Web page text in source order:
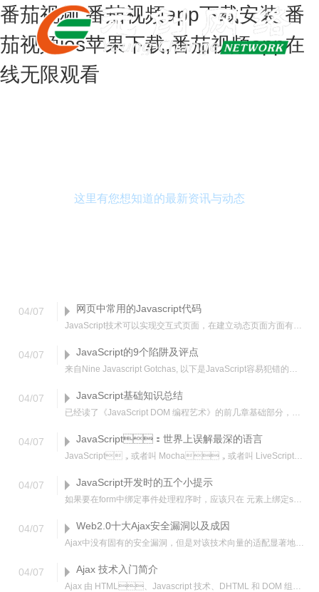
番茄视频,番茄视频app下载安装,番
茄视频ios苹果下载,番茄视频app在
线无限观看
这里有您想知道的最新资讯与动态
04/07 网页中常用的Javascript代码
JavaScript技术可以实现交互式页面，在建立动态页面方面有着其他工具不可比拟的优点。Javascript 在网页设计中,大部分都是用来实现功能,特效的.. 本文列举了一些网页
04/07 JavaScript的9个陷阱及评点
来自Nine Javascript Gotchas, 以下是JavaScript容易犯错的九个陷阱。虽然不是什么很高深的技术问题，但注意一下，会使您的编程轻松些，即所谓make l
04/07 JavaScript基础知识总结
已经读了《JavaScript DOM 编程艺术》的前几章基础部分，现在凭着记忆，将JavaScript的基础知识总结一下。
04/07 JavaScript：世界上误解最深的语言
JavaScript，或者叫 Mocha，或者叫 LiveScript，或者叫 JScript，又或者叫 ECMAScript，是世界上最流行的编程语言之一。事实上世界上的每一台个
04/07 JavaScript开发时的五个小提示
如果要在form中绑定事件处理程序时，应该只在 元素上绑定submit事件，而不是给提交按钮绑定click事件。March：这个方式固然很好，但是，公司开发时使用了Web Flow
04/07 Web2.0十大Ajax安全漏洞以及成因
Ajax中没有固有的安全漏洞，但是对该技术向量的适配显著地改变了网络应用的开发途径以及方法论。以前，DCOM和CORBA组成核心中间件层的时候，将数据和对象序列化非常困难。
04/07 Ajax 技术入门简介
Ajax 由 HTML、Javascript 技术、DHTML 和 DOM 组成，这一杰出的方法可以将笨拙的 Web 界面转化成交互性的 Ajax 应用程序。